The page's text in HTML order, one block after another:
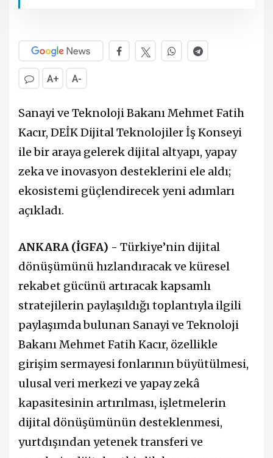
A+ A-
Sanayi ve Teknoloji Bakanı Mehmet Fatih
Kacır, DEİK Dijital Teknolojiler İş Konseyi
ile bir araya gelerek dijital altyapı, yapay
zeka ve inovasyon desteklerini ele aldı;
ekosistemi güçlendirecek yeni adımları
açıkladı.
ANKARA (İGFA) - Türkiye’nin dijital
dönüşümünü hızlandıracak ve küresel
rekabet gücünü artıracak kapsamlı
stratejilerin paylaşıldığı toplantıyla ilgili
paylaşımda bulunan Sanayi ve Teknoloji
Bakanı Mehmet Fatih Kacır, özellikle
girişim sermayesi fonlarının büyütülmesi,
ulusal veri merkezi ve yapay zekâ
kapasitesinin artırılması, işletmelerin
dijital dönüşümünün desteklenmesi,
yurtdışından yetenek transferi ve